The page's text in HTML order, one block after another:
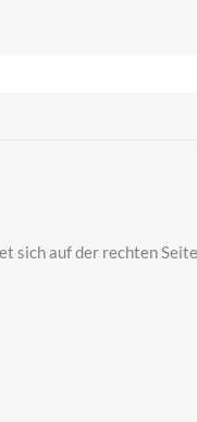
sich auf der rechten